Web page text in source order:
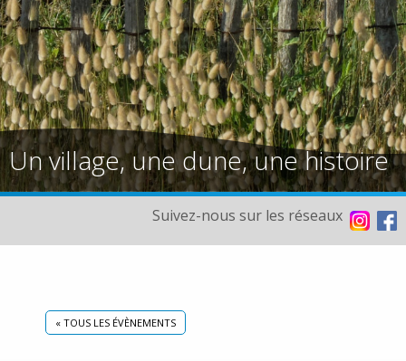
Un village, une dune, une histoire
Suivez-nous sur les réseaux
« TOUS LES ÉVÈNEMENTS